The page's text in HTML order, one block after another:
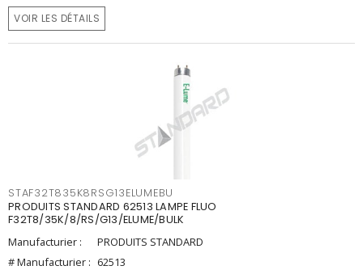
VOIR LES DÉTAILS
STAF32T835K8RSG13ELUMEBU
PRODUITS STANDARD 62513 LAMPE FLUO
F32T8/35K/8/RS/G13/ELUME/BULK
Manufacturier :
PRODUITS STANDARD
# Manufacturier : 62513